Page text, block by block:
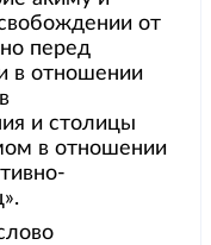
от
перед
в отношении
и столицы
в отношении